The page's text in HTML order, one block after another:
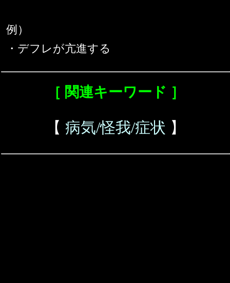
例）
・デフレが亢進する
［ 関連キーワード ］
【 病気/怪我/症状 】